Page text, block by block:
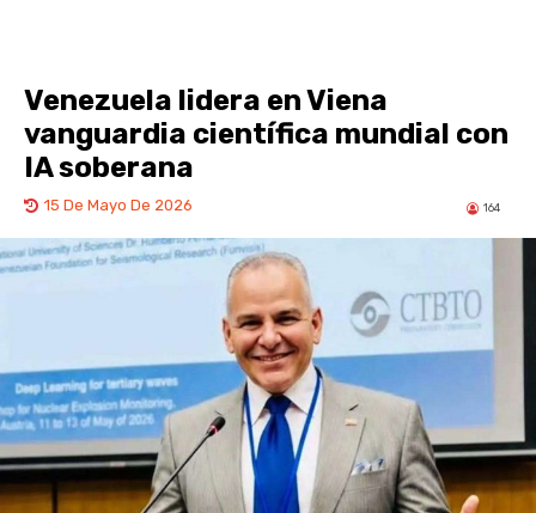
Venezuela lidera en Viena
vanguardia científica mundial con
IA soberana
15 De Mayo De 2026 164